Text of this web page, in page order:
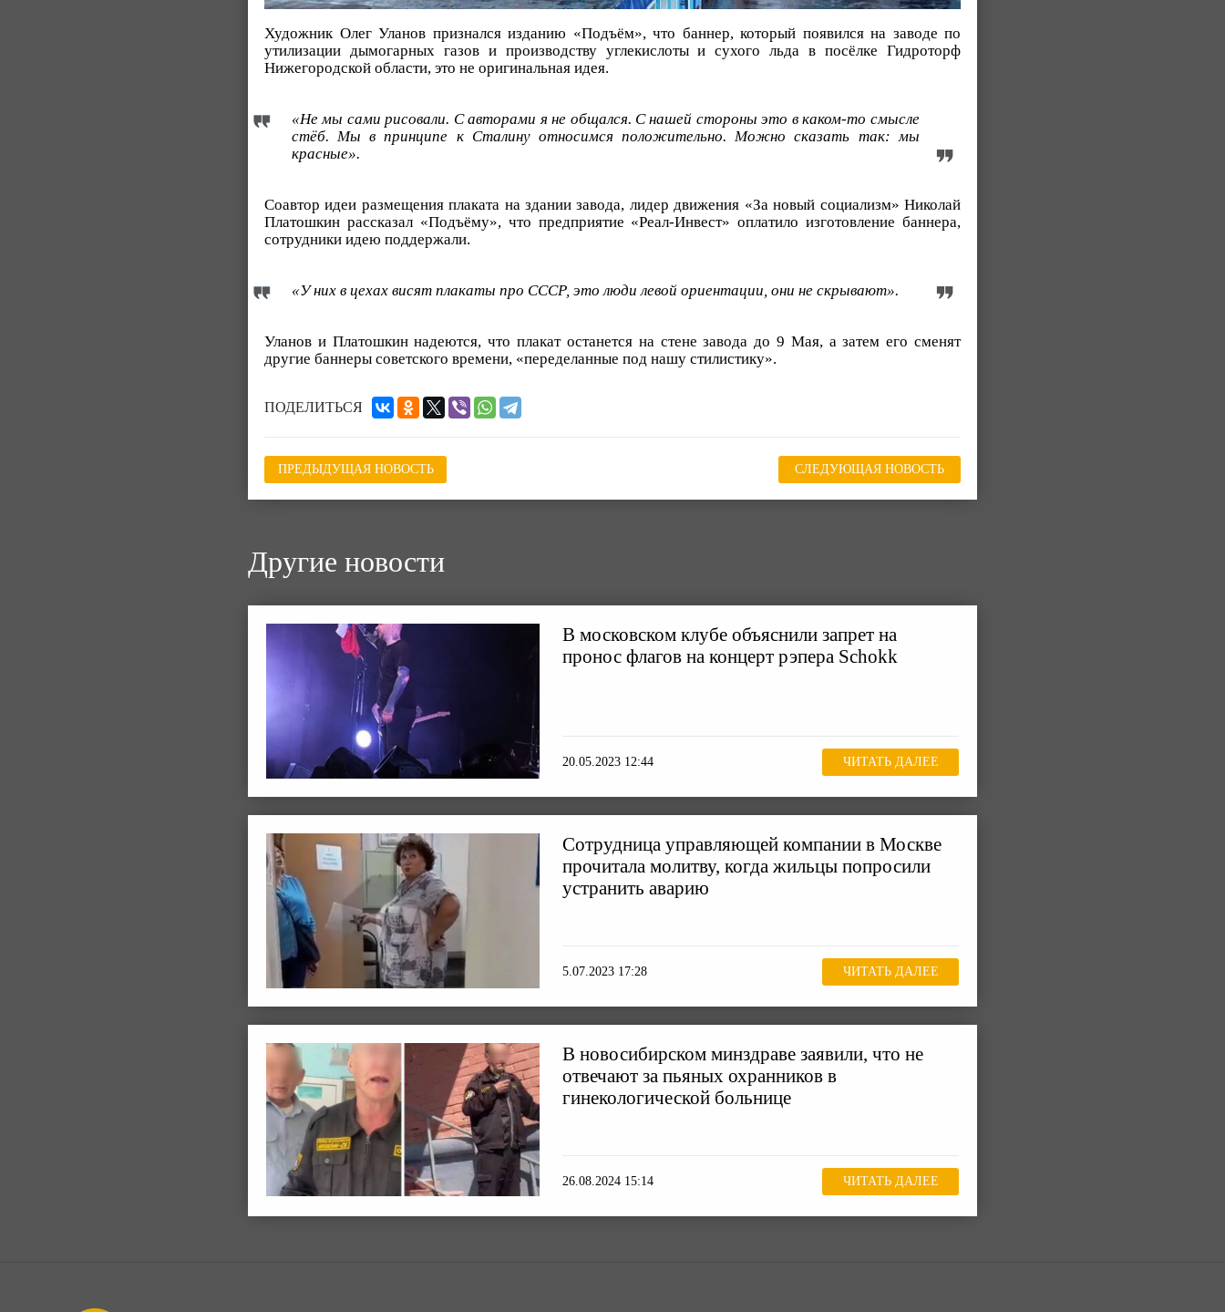
Художник Олег Уланов признался изданию «Подъём», что баннер, который появился на заводе по
утилизации дымогарных газов и производству углекислоты и сухого льда в посёлке Гидроторф
Нижегородской области, это не оригинальная идея.
«Не мы сами рисовали. С авторами я не общался. С нашей стороны это в каком-то смысле
стёб. Мы в принципе к Сталину относимся положительно. Можно сказать так: мы
красные».
Соавтор идеи размещения плаката на здании завода, лидер движения «За новый социализм» Николай
Платошкин рассказал «Подъёму», что предприятие «Реал-Инвест» оплатило изготовление баннера,
сотрудники идею поддержали.
«У них в цехах висят плакаты про СССР, это люди левой ориентации, они не скрывают».
Уланов и Платошкин надеются, что плакат останется на стене завода до 9 Мая, а затем его сменят
другие баннеры советского времени, «переделанные под нашу стилистику».
ПОДЕЛИТЬСЯ
ПРЕДЫДУЩАЯ НОВОСТЬ СЛЕДУЮЩАЯ НОВОСТЬ
Другие новости
В московском клубе объяснили запрет на
пронос флагов на концерт рэпера Schokk
20.05.2023 12:44 ЧИТАТЬ ДАЛЕЕ
Сотрудница управляющей компании в Москве
прочитала молитву, когда жильцы попросили
устранить аварию
5.07.2023 17:28 ЧИТАТЬ ДАЛЕЕ
В новосибирском минздраве заявили, что не
отвечают за пьяных охранников в
гинекологической больнице
26.08.2024 15:14 ЧИТАТЬ ДАЛЕЕ